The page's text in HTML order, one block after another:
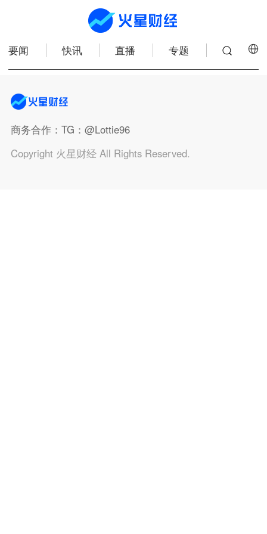
要闻 快讯 直播 专题
商务合作：TG：@Lottie96
Copyright 火星财经 All Rights Reserved.